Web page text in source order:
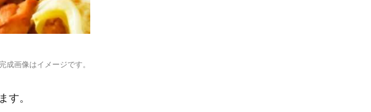
完成画像はイメージです。
。